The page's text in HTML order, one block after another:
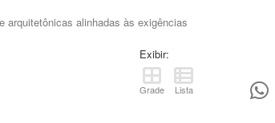
alinhadas às exigências
Exibir:
Grade Lista